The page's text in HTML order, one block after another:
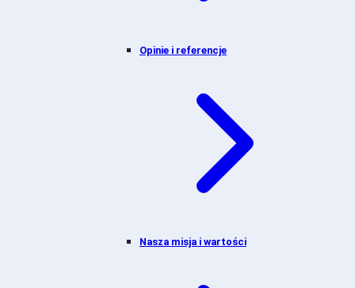
Opinie i referencje
Nasza misja i wartości